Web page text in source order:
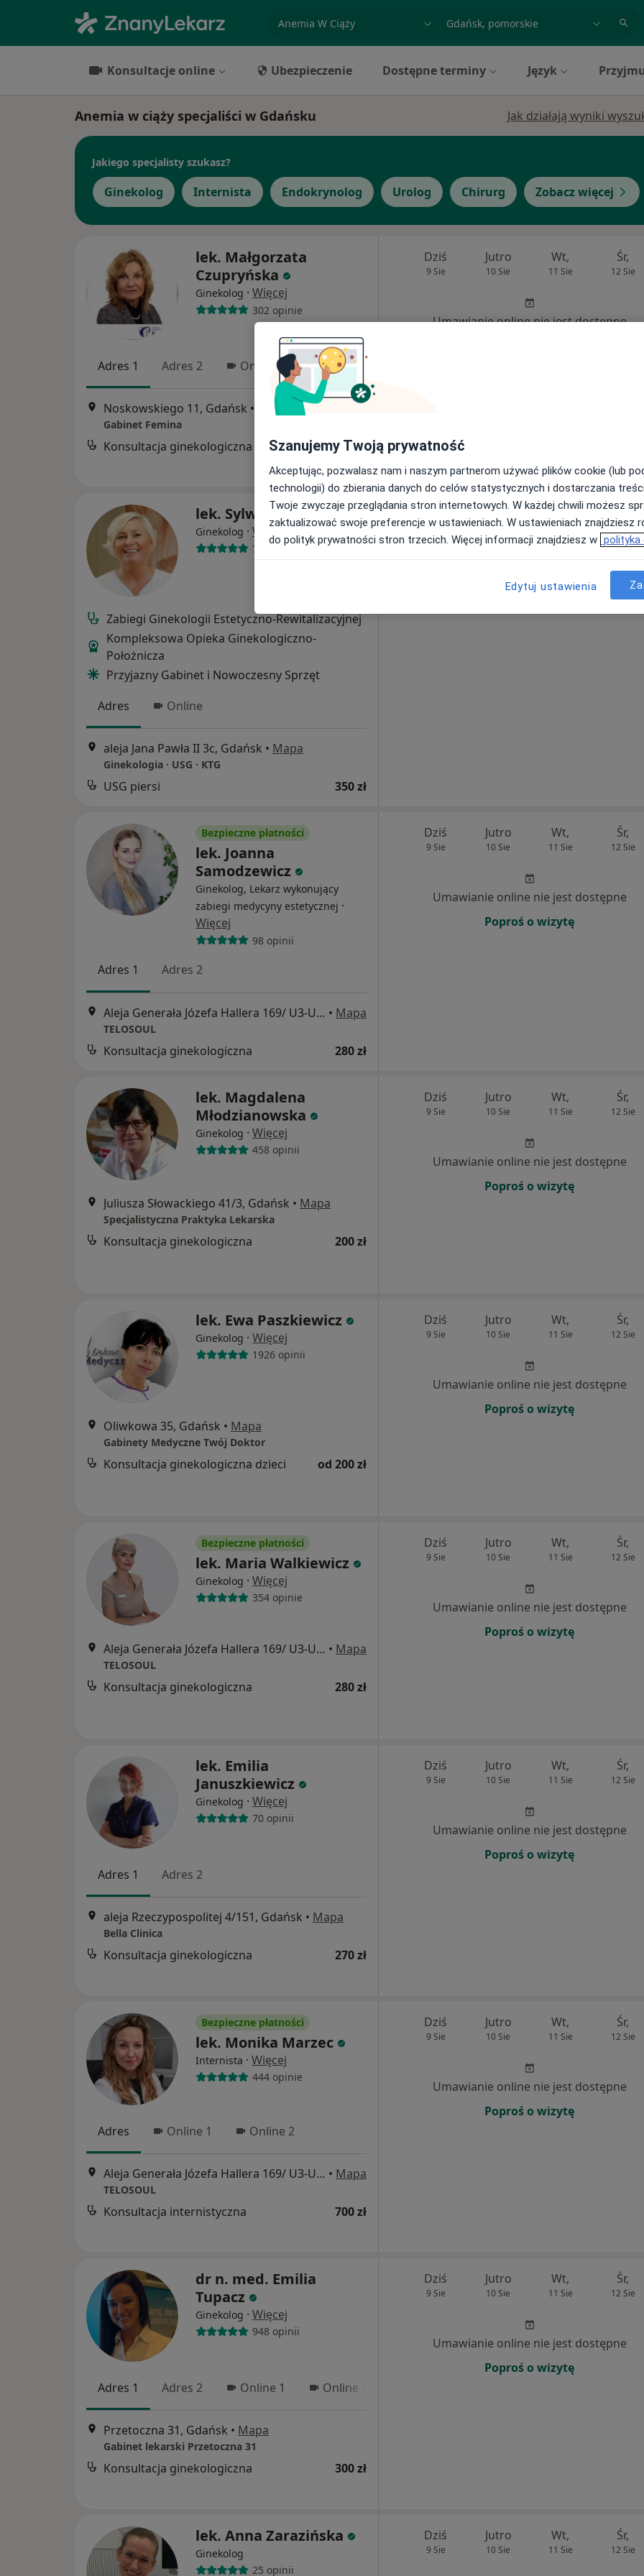
specjalizacja, badanie lub nazwiskomiasto lub dzielnica
Konsultacje online Ubezpieczenie Dostępne terminy Język
Anemia w ciąży specjaliści w Gdańsku Jak działają wyniki
Jakiego specjalisty szukasz?
Ginekolog Internista Endokrynolog Urolog Chirurg Zobacz więcej
lek. Małgorzata
Czupryńska
Ginekolog · Więcej
302 opinie
Adres 1 Adres 2 Online
Noskowskiego 11, Gdańsk • Mapa
Gabinet Femina
Konsultacja ginekologiczna Brak ceny
Dziś
9 Sie
Jutro
10 Sie
Wt,
11 Sie
Śr,
12 Sie
Umawianie online nie jest dostępne
lek. Sylwia Gulkowska
Ginekolog · Więcej
708 opinii
Zabiegi Ginekologii Estetyczno-Rewitalizacyjnej
Kompleksowa Opieka Ginekologiczno-
Położnicza
Przyjazny Gabinet i Nowoczesny Sprzęt
Adres
Online
aleja Jana Pawła II 3c, Gdańsk • Mapa
Ginekologia · USG · KTG
USG piersi 350 zł
Dziś
9 Sie
Jutro
10 Sie
Wt,
11 Sie
Śr,
12 Sie
Bezpieczne płatności
lek. Joanna
Samodzewicz
Ginekolog, Lekarz wykonujący
zabiegi medycyny estetycznej ·
Więcej
98 opinii
Adres 1 Adres 2
Aleja Generała Józefa Hallera 169/ U3-U4, Gdańsk • Mapa
TELOSOUL
Konsultacja ginekologiczna 280 zł
Dziś
9 Sie
Jutro
10 Sie
Wt,
11 Sie
Śr,
12 Sie
Umawianie online nie jest dostępne
Poproś o wizytę
lek. Magdalena
Młodzianowska
Ginekolog · Więcej
458 opinii
Juliusza Słowackiego 41/3, Gdańsk • Mapa
Specjalistyczna Praktyka Lekarska
Konsultacja ginekologiczna 200 zł
Dziś
9 Sie
Jutro
10 Sie
Wt,
11 Sie
Śr,
12 Sie
Umawianie online nie jest dostępne
Poproś o wizytę
lek. Ewa Paszkiewicz
Ginekolog · Więcej
1926 opinii
Oliwkowa 35, Gdańsk • Mapa
Gabinety Medyczne Twój Doktor
Konsultacja ginekologiczna dzieci od 200 zł
Dziś
9 Sie
Jutro
10 Sie
Wt,
11 Sie
Śr,
12 Sie
Umawianie online nie jest dostępne
Poproś o wizytę
Bezpieczne płatności
lek. Maria Walkiewicz
Ginekolog · Więcej
354 opinie
Aleja Generała Józefa Hallera 169/ U3-U4, Gdańsk • Mapa
TELOSOUL
Konsultacja ginekologiczna 280 zł
Dziś
9 Sie
Jutro
10 Sie
Wt,
11 Sie
Śr,
12 Sie
Umawianie online nie jest dostępne
Poproś o wizytę
lek. Emilia
Januszkiewicz
Ginekolog · Więcej
70 opinii
Adres 1 Adres 2
aleja Rzeczypospolitej 4/151, Gdańsk • Mapa
Bella Clinica
Konsultacja ginekologiczna 270 zł
Dziś
9 Sie
Jutro
10 Sie
Wt,
11 Sie
Śr,
12 Sie
Umawianie online nie jest dostępne
Poproś o wizytę
Bezpieczne płatności
lek. Monika Marzec
Internista · Więcej
444 opinie
Adres Online 1 Online 2
Aleja Generała Józefa Hallera 169/ U3-U4, Gdańsk • Mapa
TELOSOUL
Konsultacja internistyczna 700 zł
Dziś
9 Sie
Jutro
10 Sie
Wt,
11 Sie
Śr,
12 Sie
Umawianie online nie jest dostępne
Poproś o wizytę
dr n. med. Emilia
Tupacz
Ginekolog · Więcej
948 opinii
Adres 1 Adres 2 Online 1 Online 2
Przetoczna 31, Gdańsk • Mapa
Gabinet lekarski Przetoczna 31
Konsultacja ginekologiczna 300 zł
Dziś
9 Sie
Jutro
10 Sie
Wt,
11 Sie
Śr,
12 Sie
Umawianie online nie jest dostępne
Poproś o wizytę
lek. Anna Zarazińska
Ginekolog
25 opinii
Dziś
9 Sie
Jutro
10 Sie
Wt,
11 Sie
Śr,
12 Sie
Szanujemy Twoją prywatność
Akceptując, pozwalasz nam i naszym partnerom używać plików cookie (lub
technologii) do zbierania danych do celów statystycznych i dostarczania
Twoje zwyczaje przeglądania stron internetowych. W każdej chwili możesz
zaktualizować swoje preferencje w ustawieniach. W ustawieniach znajdziesz
do polityk prywatności stron trzecich. Więcej informacji znajdziesz w polityka
Edytuj ustawienia